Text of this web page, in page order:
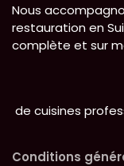
Nous
restauration en
complète et sur
de cuisines
Conditions